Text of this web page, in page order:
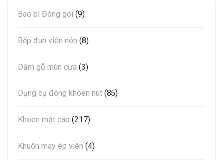
Bao bì Đóng gói (9)
Bếp đun viên nén (8)
Dăm gỗ mùn cưa (3)
Dụng cụ đóng khoen nút (85)
Khoen mắt cáo (217)
Khuôn máy ép viên (4)